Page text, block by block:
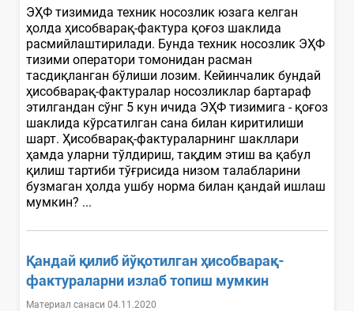
ЭҲФ тизимида техник носозлик юзага келган
ҳолда ҳисобварақ-фактура қоғоз шаклида
расмийлаштирилади. Бунда техник носозлик ЭҲФ
тизими оператори томонидан расман
тасдиқланган бўлиши лозим. Кейинчалик бундай
ҳисобварақ-фактуралар носозликлар бартараф
этилгандан сўнг 5 кун ичида ЭҲФ тизимига - қоғоз
шаклида кўрсатилган сана билан киритилиши
шарт. Ҳисобварақ-фактураларнинг шакллари
ҳамда уларни тўлдириш, тақдим этиш ва қабул
қилиш тартиби тўғрисида низом талабларини
бузмаган ҳолда ушбу норма билан қандай ишлаш
мумкин? ...
Қандай қилиб йўқотилган ҳисобварақ-
фактураларни излаб топиш мумкин
Материал санаси 04.11.2020